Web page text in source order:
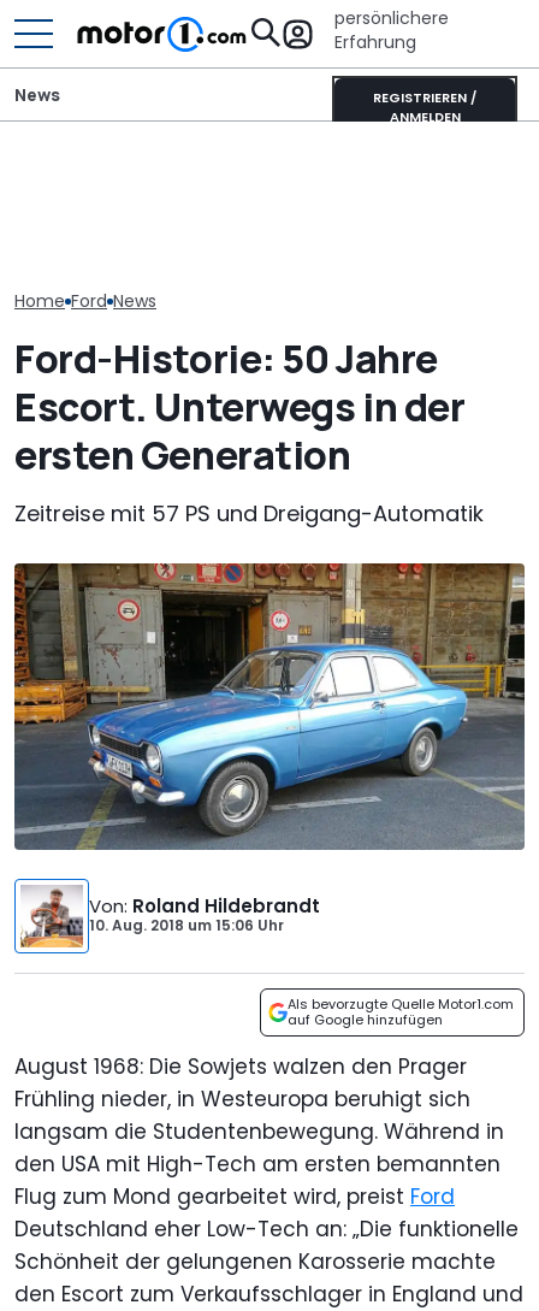
persönlichere
Erfahrung
REGISTRIEREN /
ANMELDEN
News
Home Ford News
Ford-Historie: 50 Jahre
Escort. Unterwegs in der
ersten Generation
Zeitreise mit 57 PS und Dreigang-Automatik
Von: Roland Hildebrandt
10. Aug. 2018 um15:06 Uhr
Als bevorzugte Quelle Motor1.com
auf Google hinzufügen
August 1968: Die Sowjets walzen den Prager
Frühling nieder, in Westeuropa beruhigt sich
langsam die Studentenbewegung. Während in
den USA mit High-Tech am ersten bemannten
Flug zum Mond gearbeitet wird, preist Ford
Deutschland eher Low-Tech an: „Die funktionelle
Schönheit der gelungenen Karosserie machte
den Escort zum Verkaufsschlager in England und